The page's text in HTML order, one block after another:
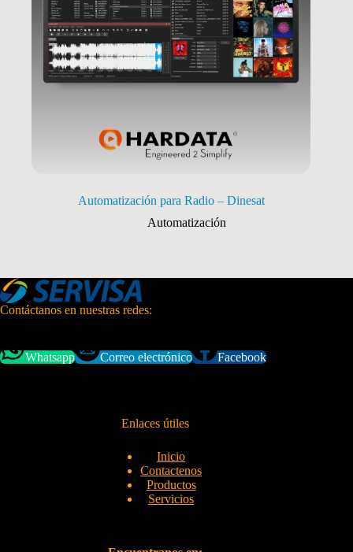
Automatización para Radio – Dinesat
Automatización
Contáctanos en nuestras redes:
Whatsapp Correo electrónico Facebook
Enlaces útiles
Inicio
Contactenos
Productos
Servicios